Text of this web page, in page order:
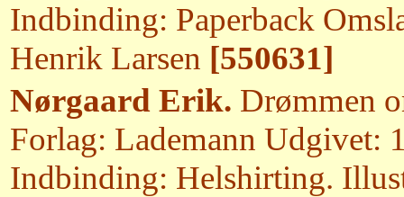
Indbinding: Paperback
Henrik Larsen [550631]
Nørgaard Erik. Drømmen
Forlag: Lademann Udgivet:
Indbinding: Helshirting.